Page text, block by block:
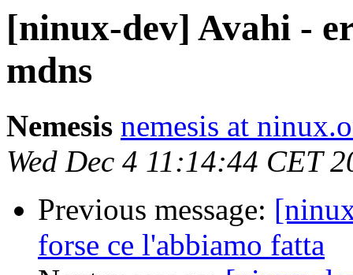
[ninux-dev] Avahi -
mdns
Nemesis nemesis at
Wed Dec 4 11:14:44 CET
Previous message:
forse ce l'abbiamo fatta